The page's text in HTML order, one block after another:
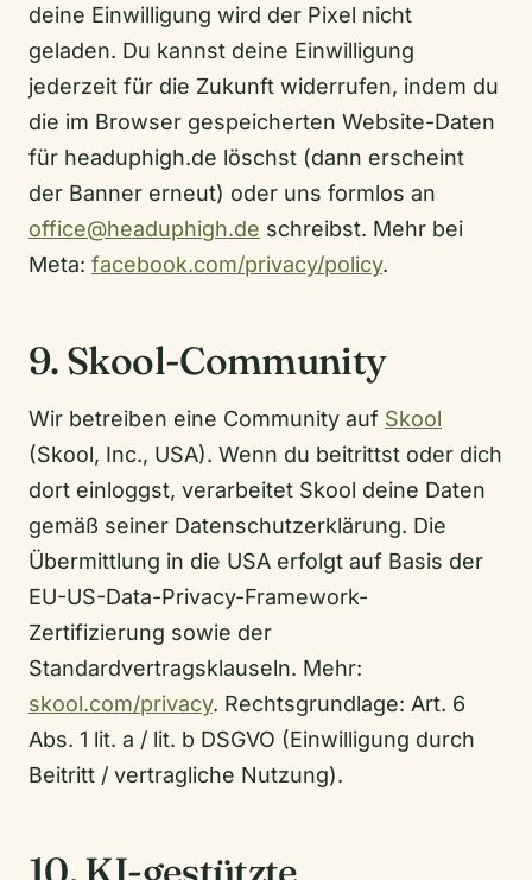
deine Einwilligung wird der Pixel nicht
geladen. Du kannst deine Einwilligung
jederzeit für die Zukunft widerrufen, indem du
die im Browser gespeicherten Website-Daten
für headuphigh.de löschst (dann erscheint
der Banner erneut) oder uns formlos an
office@headuphigh.de schreibst. Mehr bei
Meta: facebook.com/privacy/policy.
9. Skool-Community
Wir betreiben eine Community auf Skool
(Skool, Inc., USA). Wenn du beitrittst oder dich
dort einloggst, verarbeitet Skool deine Daten
gemäß seiner Datenschutzerklärung. Die
Übermittlung in die USA erfolgt auf Basis der
EU-US-Data-Privacy-Framework-
Zertifizierung sowie der
Standardvertragsklauseln. Mehr:
skool.com/privacy. Rechtsgrundlage: Art. 6
Abs. 1 lit. a / lit. b DSGVO (Einwilligung durch
Beitritt / vertragliche Nutzung).
10. KI-gestützte